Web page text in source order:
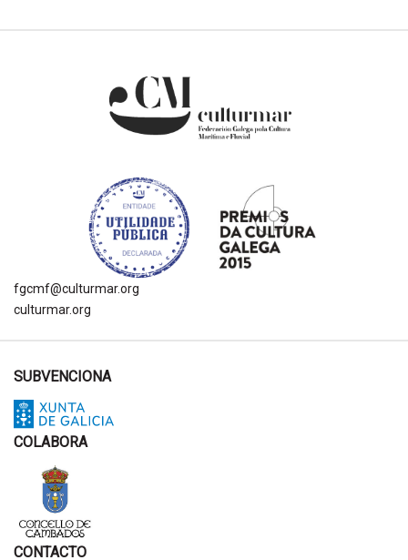
fgcmf@culturmar.org
culturmar.org
SUBVENCIONA
COLABORA
CONTACTO